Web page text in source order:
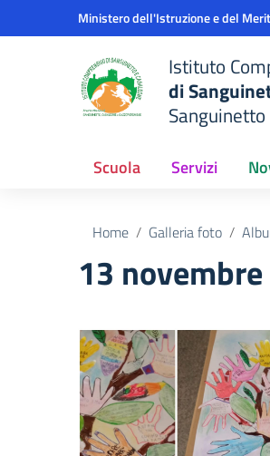
Vai ai contenuti
Vai al menu di navigazioneMinistero dell'Istruzione e del
Istituto
di
Sanguinetto
Scuola Servizi
Home Galleria foto
13